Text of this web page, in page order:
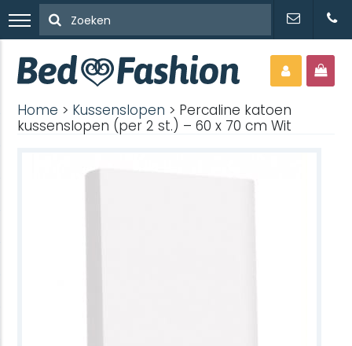
Home > Kussenslopen > Percaline katoen
kussenslopen (per 2 st.) – 60 x 70 cm Wit